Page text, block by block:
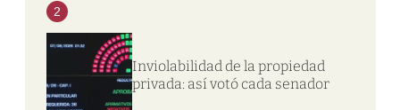
2
Inviolabilidad de la propiedad
privada: así votó cada senador